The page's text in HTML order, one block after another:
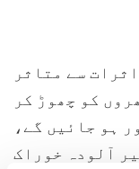
سے متاثر
کو چھوڑ کر
ہو جائیں گے،
آلودہ خوراک